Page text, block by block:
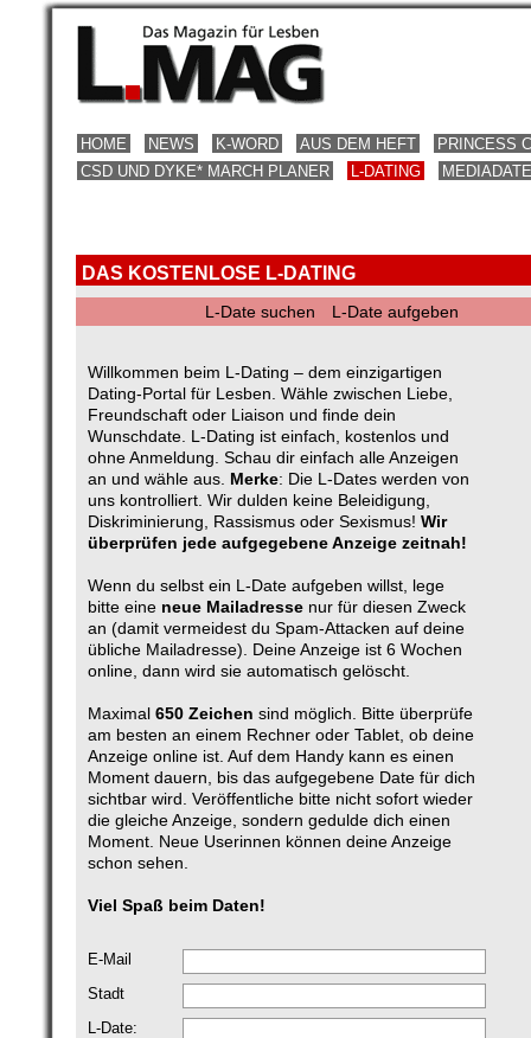
HOME NEWS K-WORD AUS DEM HEFT
PRINCESS
CSD UND DYKE* MARCH PLANER
L-DATING
DAS KOSTENLOSE L-DATING
L-Date suchen L-Date aufgeben
Willkommen beim L-Dating – dem einzigartigen
Dating-Portal für Lesben. Wähle zwischen Liebe,
Freundschaft oder Liaison und finde dein
Wunschdate. L-Dating ist einfach, kostenlos und
ohne Anmeldung. Schau dir einfach alle Anzeigen
an und wähle aus. Merke: Die L-Dates werden von
uns kontrolliert. Wir dulden keine Beleidigung,
Diskriminierung, Rassismus oder Sexismus! Wir
überprüfen jede aufgegebene Anzeige zeitnah!
Wenn du selbst ein L-Date aufgeben willst, lege
bitte eine neue Mailadresse nur für diesen Zweck
an (damit vermeidest du Spam-Attacken auf deine
übliche Mailadresse). Deine Anzeige ist 6 Wochen
online, dann wird sie automatisch gelöscht.
Maximal 650 Zeichen sind möglich. Bitte überprüfe
am besten an einem Rechner oder Tablet, ob deine
Anzeige online ist. Auf dem Handy kann es einen
Moment dauern, bis das aufgegebene Date für dich
sichtbar wird. Veröffentliche bitte nicht sofort wieder
die gleiche Anzeige, sondern gedulde dich einen
Moment. Neue Userinnen können deine Anzeige
schon sehen.
Viel Spaß beim Daten!
E-Mail
Stadt
L-Date: